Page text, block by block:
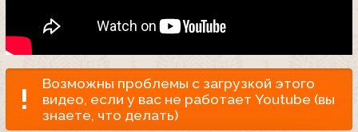
Возможны проблемы с загрузкой этого
видео, если у вас не работает Youtube (вы
знаете, что делать)